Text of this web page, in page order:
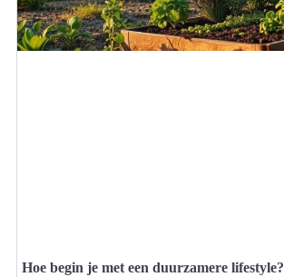
Hoe begin je met een duurzamere lifestyle?